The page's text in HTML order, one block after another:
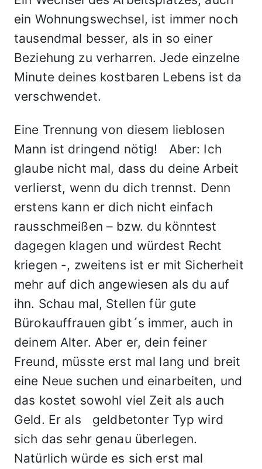
ein Wohnungswechsel, ist immer noch
tausendmal besser, als in so einer
Beziehung zu verharren. Jede einzelne
Minute deines kostbaren Lebens ist da
verschwendet.
Eine Trennung von diesem lieblosen
Mann ist dringend nötig! Aber: Ich
glaube nicht mal, dass du deine Arbeit
verlierst, wenn du dich trennst. Denn
erstens kann er dich nicht einfach
rausschmeißen – bzw. du könntest
dagegen klagen und würdest Recht
kriegen -, zweitens ist er mit Sicherheit
mehr auf dich angewiesen als du auf
ihn. Schau mal, Stellen für gute
Bürokauffrauen gibt´s immer, auch in
deinem Alter. Aber er, dein feiner
Freund, müsste erst mal lang und breit
eine Neue suchen und einarbeiten, und
das kostet sowohl viel Zeit als auch
Geld. Er als geldbetonter Typ wird
sich das sehr genau überlegen.
Natürlich würde es sich erst mal